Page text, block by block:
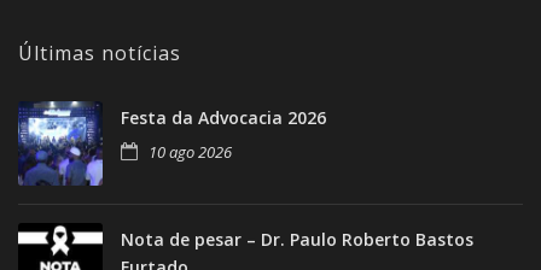
Últimas notícias
Festa da Advocacia 2026
10 ago 2026
Nota de pesar – Dr. Paulo Roberto Bastos